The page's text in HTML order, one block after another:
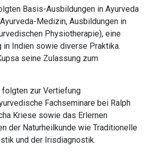
Basis-Ausbildungen in Ayurveda
Medizin, Ausbildungen in
Physiotherapie), eine
in Indien sowie diverse Praktika.
seine Zulassung zum
folgten zur Vertiefung
Fachseminare bei Ralph
Kriese sowie das Erlernen
der Naturheilkunde wie Traditionelle
und der Irisdiagnostik.